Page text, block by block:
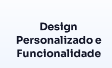
Design
Personalizado e
Funcionalidade